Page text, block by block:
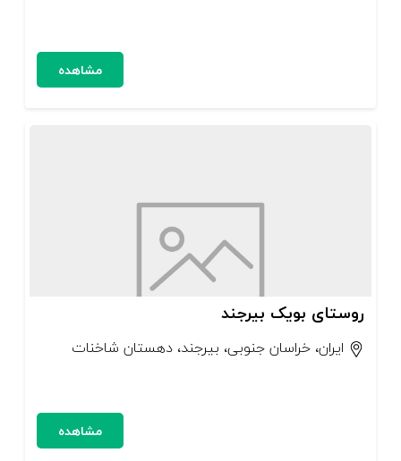
مشاهده
روستای بویک بیرجند
ایران، خراسان جنوبی، بیرجند، دهستان شاخنات
مشاهده